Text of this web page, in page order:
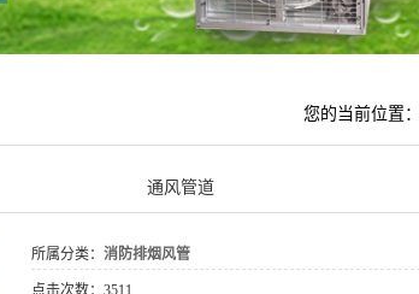
废气处理
您的当前位置：
通风管道
所属分类： 消防排烟风管
点击次数： 3511